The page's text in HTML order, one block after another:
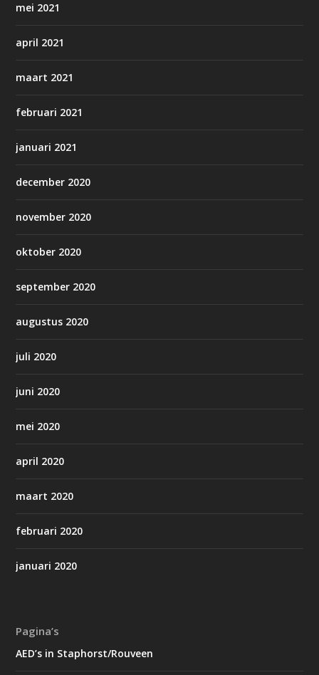
mei 2021
april 2021
maart 2021
februari 2021
januari 2021
december 2020
november 2020
oktober 2020
september 2020
augustus 2020
juli 2020
juni 2020
mei 2020
april 2020
maart 2020
februari 2020
januari 2020
Pagina’s
AED’s in Staphorst/Rouveen